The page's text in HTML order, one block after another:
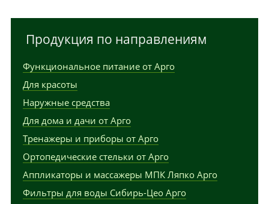
Продукция по направлениям
Функциональное питание от Арго
Для красоты
Наружные средства
Для дома и дачи от Арго
Тренажеры и приборы от Арго
Ортопедические стельки от Арго
Аппликаторы и массажеры МПК Ляпко Арго
Фильтры для воды Сибирь-Цео Арго